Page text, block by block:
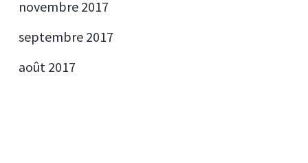
novembre 2017
septembre 2017
août 2017